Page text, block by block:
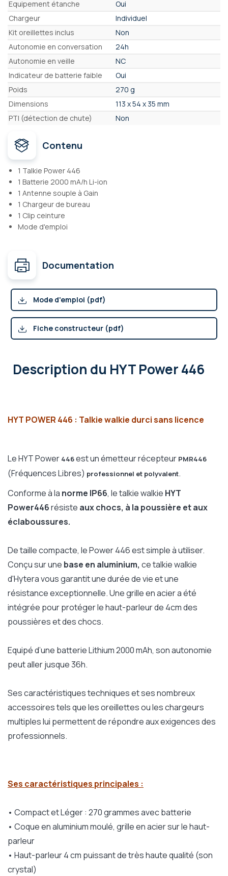
Equipement étanche
Oui
Chargeur
Individuel
Kit oreillettes inclus
Non
Autonomie en conversation
24h
Autonomie en veille
NC
Indicateur de batterie faible
Oui
Poids
270 g
Dimensions
113 x 54 x 35 mm
PTI (détection de chute)
Non
Contenu
1 Talkie Power 446
1 Batterie 2000 mA/h Li-ion
1 Antenne souple à Gain
1 Chargeur de bureau
1 Clip ceinture
Mode d'emploi
Documentation
Mode d'emploi (pdf)
Fiche constructeur (pdf)
Description du HYT Power 446
HYT POWER 446 : Talkie walkie durci sans licence
Le HYT Power 446est un émetteur récepteur PMR446
(Fréquences Libres) professionnel et polyvalent.
Conforme à la norme IP66, le talkie walkie HYT
Power446résiste aux chocs, à la poussière et aux
éclaboussures.
De taille compacte, le Power 446 est simple à utiliser.
Conçu sur une base en aluminium, ce talkie walkie
d'Hytera vous garantit une durée de vie et une
résistance exceptionnelle. Une grille en acier a été
intégrée pour protéger le haut-parleur de 4cm des
poussières et des chocs.
Equipé d’une batterie Lithium 2000 mAh, son autonomie
peut aller jusque 36h.
Ses caractéristiques techniques et ses nombreux
accessoires tels que les oreillettes ou les chargeurs
multiples lui permettent de répondre aux exigences des
professionnels.
Ses caractéristiques principales :
• Compact et Léger : 270 grammes avec batterie
• Coque en aluminium moulé, grille en acier sur le haut-
parleur
• Haut-parleur 4 cm puissant de très haute qualité (son
crystal)